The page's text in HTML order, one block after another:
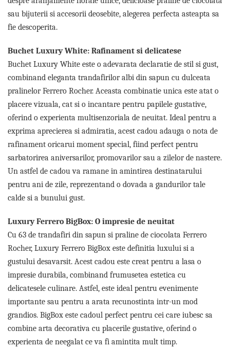
Lenjerii de pat pentru copii
Cadouri Cuplu
Fashion
Pijamale de CRACIUN
Pijamale de dama
Pijamale de barbati
Halate si capoate
Pijamale
WINTER Collection
Halate si pijamale Family
Incaltaminte
Seturi elegante femei
Umbrele
Pijamale de copii
Pijamale BIG SIZE femei
Tricouri de craciun
Tricouri de cuplu Valentine's Day
Valentine's Day
Cadouri pentru Bunici
Cadouri pentru Nasi si Fini
Cadouri Craciun
Cadouri pentru Mama
Cadouri pentru profesori sau absolventi
Cadouri Back to school
Cadouri de Paște
sau bijuterii si accesorii deosebite, alegerea perfecta asteapta sa
fie descoperita.
Buchet Luxury White: Rafinament si delicatese
Buchet Luxury White este o adevarata declaratie de stil si gust,
combinand eleganta trandafirilor albi din sapun cu dulceata
pralinelor Ferrero Rocher. Aceasta combinatie unica este atat o
placere vizuala, cat si o incantare pentru papilele gustative,
oferind o experienta multisenzoriala de neuitat. Ideal pentru a
exprima aprecierea si admiratia, acest cadou adauga o nota de
rafinament oricarui moment special, fiind perfect pentru
sarbatorirea aniversarilor, promovarilor sau a zilelor de nastere.
Un astfel de cadou va ramane in amintirea destinatarului
pentru ani de zile, reprezentand o dovada a gandurilor tale
calde si a bunului gust.
Luxury Ferrero BigBox: O impresie de neuitat
Cu 63 de trandafiri din sapun si praline de ciocolata Ferrero
Rocher, Luxury Ferrero BigBox este definitia luxului si a
gustului desavarsit. Acest cadou este creat pentru a lasa o
impresie durabila, combinand frumusetea estetica cu
delicatesele culinare. Astfel, este ideal pentru evenimente
importante sau pentru a arata recunostinta intr-un mod
grandios. BigBox este cadoul perfect pentru cei care iubesc sa
combine arta decorativa cu placerile gustative, oferind o
experienta de neegalat ce va fi amintita mult timp.